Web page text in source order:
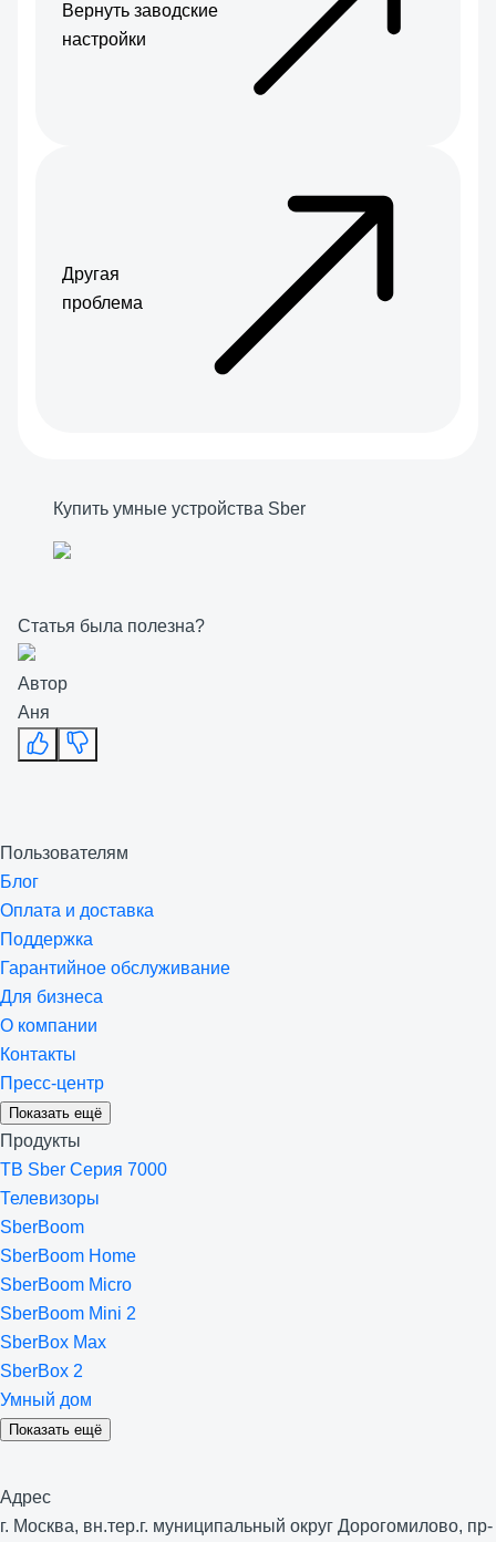
Вернуть заводские
настройки
Другая
проблема
Купить умные устройства Sber
Статья была полезна?
Автор
Аня
Пользователям
Блог
Оплата и доставка
Поддержка
Гарантийное обслуживание
Для бизнеса
О компании
Контакты
Пресс-центр
Показать ещё
Продукты
ТВ Sber Серия 7000
Телевизоры
SberBoom
SberBoom Home
SberBoom Micro
SberBoom Mini 2
SberBox Max
SberBox 2
Умный дом
Показать ещё
Адрес
г. Москва, вн.тер.г. муниципальный округ Дорогомилово, пр-